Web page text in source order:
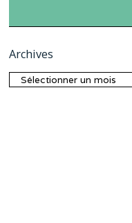
Archives
Archives